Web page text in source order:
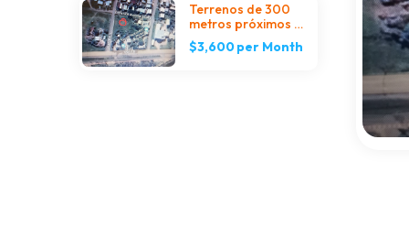
Terrenos de 300
metros próximos a
Ruta 8
$3,600per Month